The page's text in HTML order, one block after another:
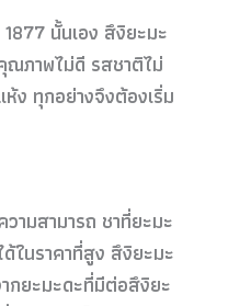
นั้นเอง สึงิยะมะ
ณภาพไม่ดี รสชาติไม่
ง ทุกอย่างจึงต้องเริ่ม
ามสามารถ ชาที่ยะมะ
ในราคาที่สูง สึงิยะมะ
กยะมะดะที่มีต่อสึงิยะ